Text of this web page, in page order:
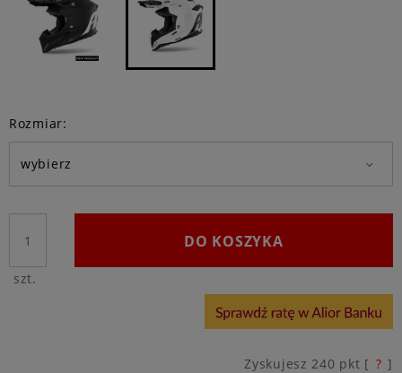
Rozmiar:
szt.
DO KOSZYKA
Zyskujesz 240 pkt [ ? ]